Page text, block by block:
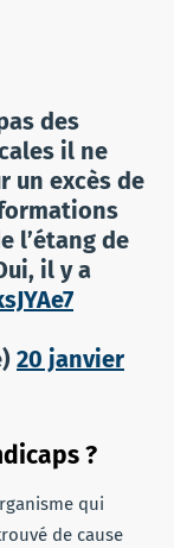
des
il ne
un excès de
l’étang de
il y a
20 janvier
?
qui
de cause